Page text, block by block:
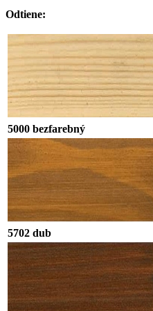
Odtiene:
5000 bezfarebný
5702 dub